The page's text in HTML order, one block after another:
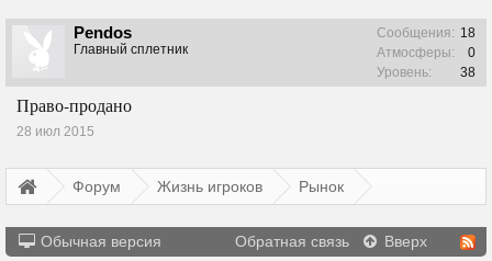
Pendos
Главный сплетник
Сообщения: 18
Атмосферы:
0
Уровень:
38
Право-продано
28 июл 2015
Форум Жизнь игроков Рынок
Обычная версия Обратная связь Вверх